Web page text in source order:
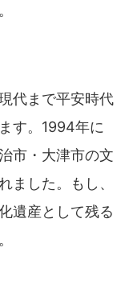
代まで平安時代
す。1994年に
市・大津市の文
ました。もし、
遺産として残る